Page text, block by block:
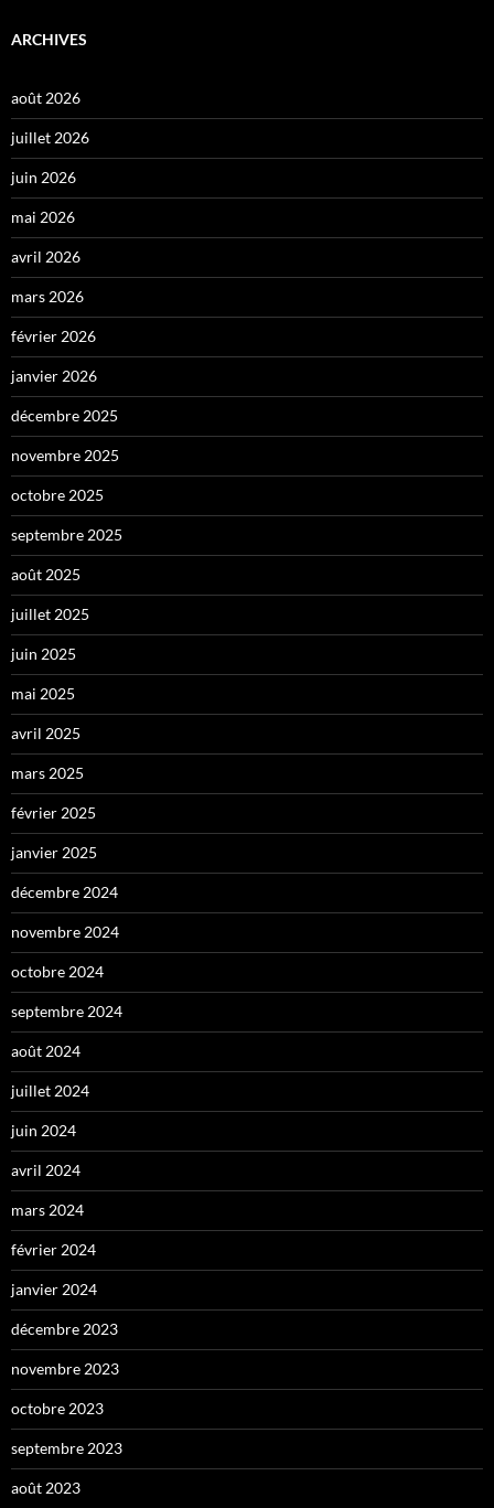
ARCHIVES
août 2026
juillet 2026
juin 2026
mai 2026
avril 2026
mars 2026
février 2026
janvier 2026
décembre 2025
novembre 2025
octobre 2025
septembre 2025
août 2025
juillet 2025
juin 2025
mai 2025
avril 2025
mars 2025
février 2025
janvier 2025
décembre 2024
novembre 2024
octobre 2024
septembre 2024
août 2024
juillet 2024
juin 2024
avril 2024
mars 2024
février 2024
janvier 2024
décembre 2023
novembre 2023
octobre 2023
septembre 2023
août 2023